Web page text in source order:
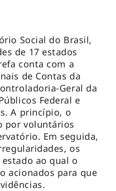
Social do Brasil,
de 17 estados
conta com a
de Contas da
Geral da
Federal e
A princípio, o
por voluntários
Em seguida,
os
ao qual o
acionados para que